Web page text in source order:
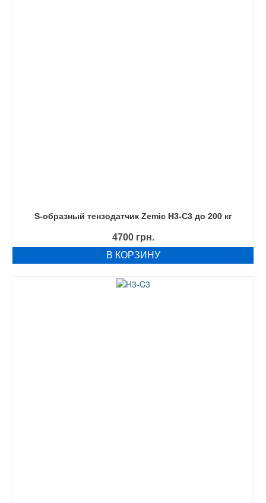
S-образный тензодатчик Zemic H3-C3 до 200 кг
4700 грн.
В КОРЗИНУ